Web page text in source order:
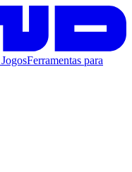
Ferramentas para